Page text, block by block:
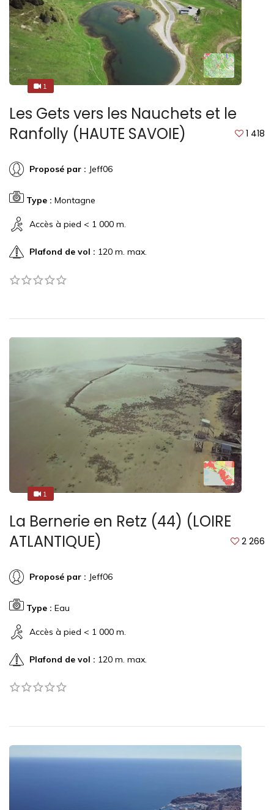
1
1
Les Gets vers les Nauchets et le
Ranfolly (HAUTE SAVOIE)
1 418
Proposé par : Jeff06
Type : Montagne
Accès à pied < 1 000 m.
Plafond de vol : 120 m. max.
11
La Bernerie en Retz (44) (LOIRE
ATLANTIQUE)
2 266
Proposé par : Jeff06
Type : Eau
Accès à pied < 1 000 m.
Plafond de vol : 120 m. max.